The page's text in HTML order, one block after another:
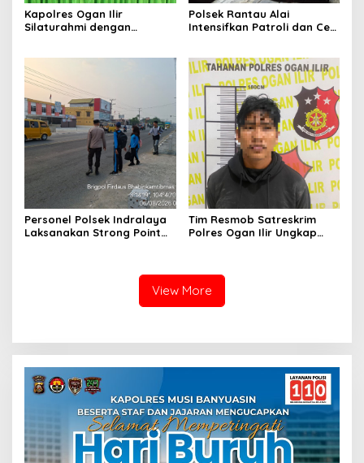
Kapolres Ogan Ilir
Silaturahmi dengan
Kamtibmas dan Antisipasi
Karhutla
Polsek Rantau Alai
Intensifkan Patroli dan Cek
Personel Polsek Indralaya
Laksanakan Strong Point
Tim Resmob Satreskrim
Polres Ogan Ilir Ungkap
Terduga Pelaku Diamankan
View More